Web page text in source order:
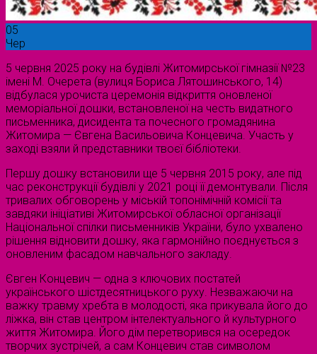
05
Чер
5 червня 2025 року на будівлі Житомирської гімназії №23
імені М. Очерета (вулиця Бориса Лятошинського, 14)
відбулася урочиста церемонія відкриття оновленої
меморіальної дошки, встановленої на честь видатного
письменника, дисидента та почесного громадянина
Житомира — Євгена Васильовича Концевича. Участь у
заході взяли й представники твоєї бібліотеки.
Першу дошку встановили ще 5 червня 2015 року, але під
час реконструкції будівлі у 2021 році її демонтували. Після
тривалих обговорень у міській топонімічній комісії та
завдяки ініціативі Житомирської обласної організації
Національної спілки письменників України, було ухвалено
рішення відновити дошку, яка гармонійно поєднується з
оновленим фасадом навчального закладу.
Євген Концевич — одна з ключових постатей
українського шістдесятницького руху. Незважаючи на
важку травму хребта в молодості, яка прикувала його до
ліжка, він став центром інтелектуального й культурного
життя Житомира. Його дім перетворився на осередок
творчих зустрічей, а сам Концевич став символом